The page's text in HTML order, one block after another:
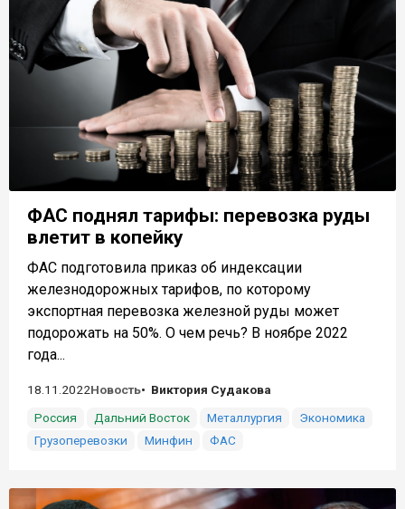
ФАС поднял тарифы: перевозка руды
влетит в копейку
ФАС подготовила приказ об индексации
железнодорожных тарифов, по которому
экспортная перевозка железной руды может
подорожать на 50%. О чем речь? В ноябре 2022
года...
18.11.2022Новость
Виктория Судакова
Россия
Дальний Восток Металлургия
Экономика
Грузоперевозки
Минфин ФАС